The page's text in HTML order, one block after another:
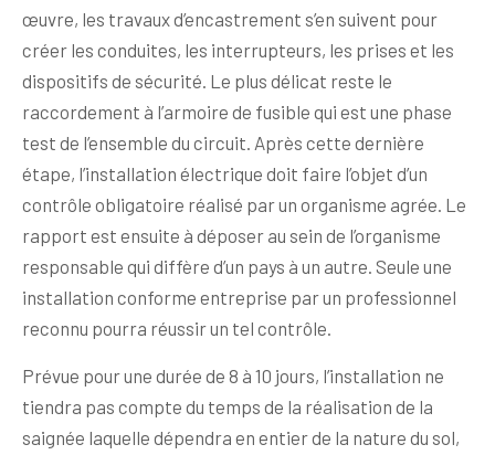
œuvre, les travaux d’encastrement s’en suivent pour
créer les conduites, les interrupteurs, les prises et les
dispositifs de sécurité. Le plus délicat reste le
raccordement à l’armoire de fusible qui est une phase
test de l’ensemble du circuit. Après cette dernière
étape, l’installation électrique doit faire l’objet d’un
contrôle obligatoire réalisé par un organisme agrée. Le
rapport est ensuite à déposer au sein de l’organisme
responsable qui diffère d’un pays à un autre. Seule une
installation conforme entreprise par un professionnel
reconnu pourra réussir un tel contrôle.
Prévue pour une durée de 8 à 10 jours, l’installation ne
tiendra pas compte du temps de la réalisation de la
saignée laquelle dépendra en entier de la nature du sol,